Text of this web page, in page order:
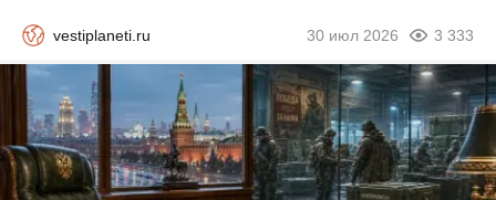
vestiplaneti.ru 30 июл 2026 3 333